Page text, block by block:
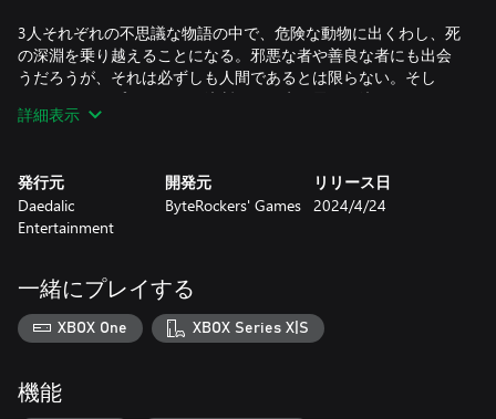
3人それぞれの不思議な物語の中で、危険な動物に出くわし、死
の深淵を乗り越えることになる。邪悪な者や善良な者にも出会
うだろうが、それは必ずしも人間であるとは限らない。そし
て、ここでもプレイヤーの決断がその先の展開を決めることに
なる。
く、険しい山。力と装備のバランスをよく考えるのが重要だ。
もう一度挑むことも、ルートを覚えることもできないのだか
ら。『Insurmountable』では、未知の危機に対処し、予測のつ
生と同じように、自分の決断がもたらす結果を知ることはでき
ないが、ひたすら前に進むしかなく、想像通りにいくことはあ
まりないのだと気づかされるはずだ。
な。常に山頂に目を向け、乗り越えられない壁
――""Insurmountable""を乗り越えろ。
詳細表示
発行元
Daedalic
Entertainment
開発元
ByteRockers' Games
リリース日
2024/4/24
一緒にプレイする
XBOX One XBOX Series X|S
機能